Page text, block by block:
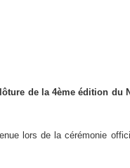
de la 4ème édition
lors de la cérémonie